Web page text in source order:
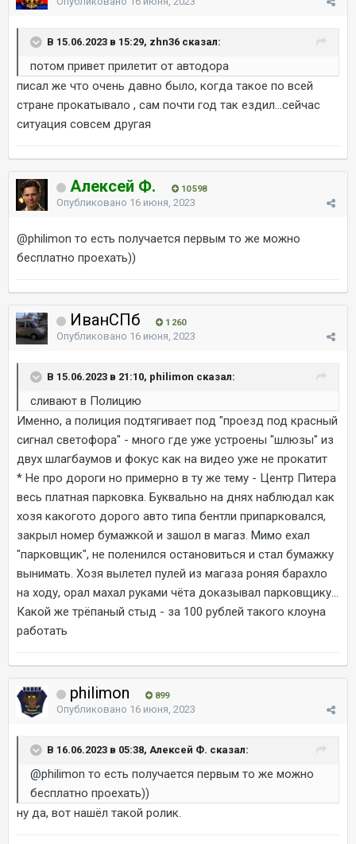
В 15.06.2023 в 15:29, zhn36 сказал:
потом привет прилетит от автодора
писал же что очень давно было, когда такое по всей
стране прокатывало , сам почти год так ездил...сейчас
ситуация совсем другая
Алексей Ф. 10 598
Опубликовано 16 июня, 2023
@philimon то есть получается первым то же можно
бесплатно проехать))
ИванСПб 1 260
Опубликовано 16 июня, 2023
В 15.06.2023 в 21:10, philimon сказал:
сливают в Полицию
Именно, а полиция подтягивает под "проезд под красный
сигнал светофора" - много где уже устроены "шлюзы" из
двух шлагбаумов и фокус как на видео уже не прокатит
* Не про дороги но примерно в ту же тему - Центр Питера
весь платная парковка. Буквально на днях наблюдал как
хозя какогото дорого авто типа бентли припарковался,
закрыл номер бумажкой и зашол в магаз. Мимо ехал
"парковщик", не поленился остановиться и стал бумажку
вынимать. Хозя вылетел пулей из магаза роняя барахло
на ходу, орал махал руками чёта доказывал парковщику...
Какой же трёпаный стыд - за 100 рублей такого клоуна
работать
philimon 899
Опубликовано 16 июня, 2023
В 16.06.2023 в 05:38, Алексей Ф. сказал:
@philimon то есть получается первым то же можно
бесплатно проехать))
ну да, вот нашёл такой ролик.